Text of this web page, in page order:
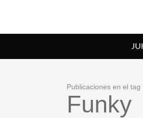
Publicaciones en el tag
Funky